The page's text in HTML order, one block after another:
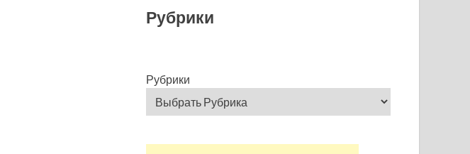
Рубрики
Рубрики